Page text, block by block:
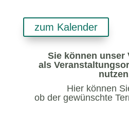
zum Kalender
Sie können unser
als
Hier können
ob der gewünschte